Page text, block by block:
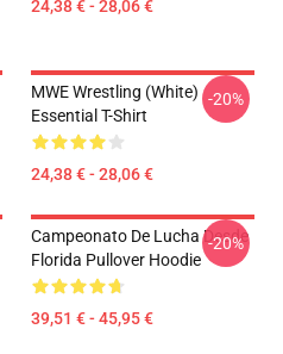
24,38 € - 28,06 €
MWE Wrestling (White)
Essential T-Shirt
24,38 € - 28,06 €
-20%
Campeonato De Lucha Desde
Florida Pullover Hoodie
39,51 € - 45,95 €
-20%